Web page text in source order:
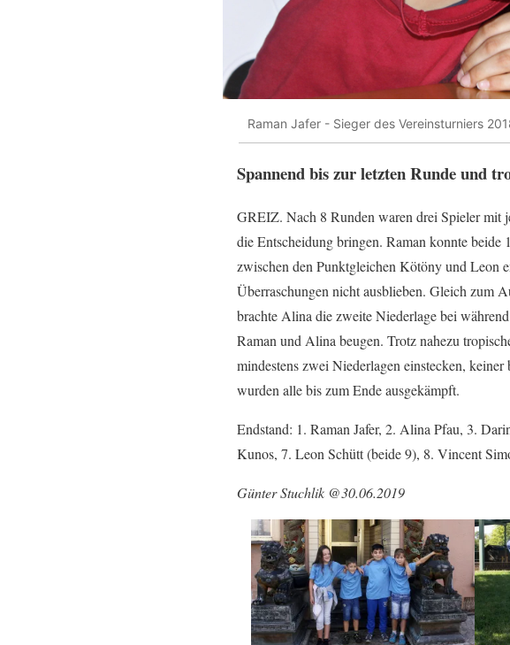
Raman Jafer - Sieger des Vereinsturniers
Spannend bis zur letzten Runde und
GREIZ. Nach 8 Runden waren drei Spieler mit
die Entscheidung bringen. Raman konnte
zwischen den Punktgleichen Kötöny und Leon
Überraschungen nicht ausblieben. Gleich zum
brachte Alina die zweite Niederlage bei
Raman und Alina beugen. Trotz nahezu
mindestens zwei Niederlagen einstecken,
wurden alle bis zum Ende ausgekämpft.
Endstand: 1. Raman Jafer, 2. Alina Pfau, 3.
Kunos, 7. Leon Schütt (beide 9), 8. Vincent
Günter Stuchlik @30.06.2019